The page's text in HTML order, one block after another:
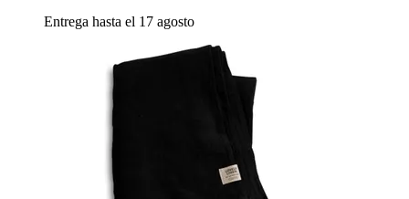
Entrega hasta el 17 agosto